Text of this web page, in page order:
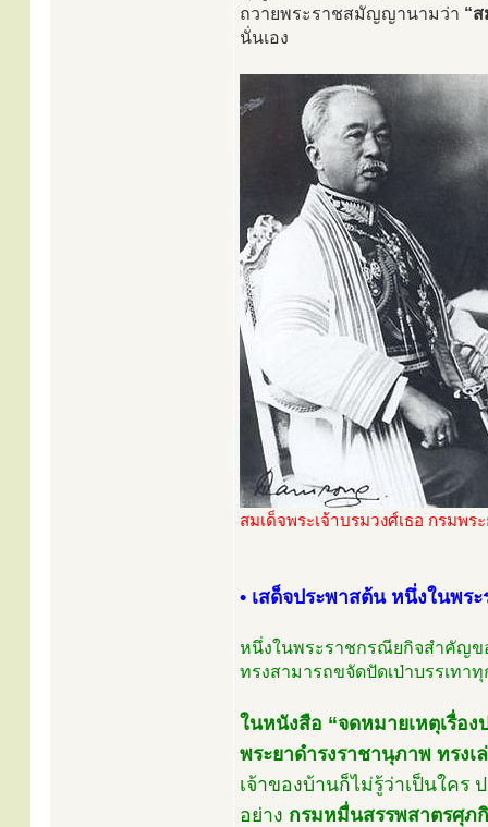
ถวายพระราชสมัญญานามว่า “
นั่นเอง
สมเด็จพระเจ้าบรมวงศ์เธอ กรมพ
• เสด็จประพาสต้น หนึ่งในพ
หนึ่งในพระราชกรณียกิจสำคัญข
ทรงสามารถขจัดปัดเป่าบรรเทา
ในหนังสือ “จดหมายเหตุเรื่อ
พระยาดำรงราชานุภาพ ทรงเ
เจ้าของบ้านก็ไม่รู้ว่าเป็นใคร
อย่าง กรมหมื่นสรรพสาตรศุภ